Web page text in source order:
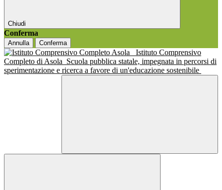
Chiudi
Conferma
Annulla Conferma
Istituto Comprensivo
Completo di Asola Scuola pubblica statale, impegnata in percorsi di
sperimentazione e ricerca a favore di un'educazione sostenibile